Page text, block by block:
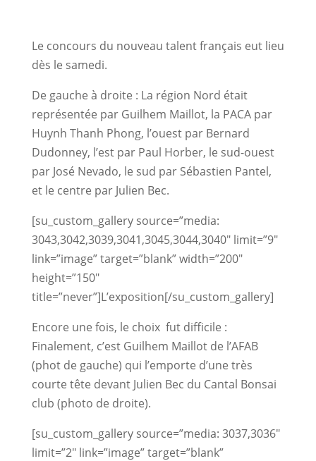
Le concours du nouveau talent français eut lieu
dès le samedi.
De gauche à droite : La région Nord était
représentée par Guilhem Maillot, la PACA par
Huynh Thanh Phong, l’ouest par Bernard
Dudonney, l’est par Paul Horber, le sud-ouest
par José Nevado, le sud par Sébastien Pantel,
et le centre par Julien Bec.
[su_custom_gallery source=”media:
3043,3042,3039,3041,3045,3044,3040″ limit=”9″
link=”image” target=”blank” width=”200″
height=”150″
title=”never”]L’exposition[/su_custom_gallery]
Encore une fois, le choix fut difficile :
Finalement, c’est Guilhem Maillot de l’AFAB
(phot de gauche) qui l’emporte d’une très
courte tête devant Julien Bec du Cantal Bonsai
club (photo de droite).
[su_custom_gallery source=”media: 3037,3036″
limit=”2″ link=”image” target=”blank”